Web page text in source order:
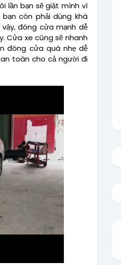
lần bạn sẽ giật mình vì
còn phải dùng khá
đóng cửa mạnh dễ
Cửa xe cũng sẽ nhanh
đóng cửa quá nhẹ dễ
toàn cho cả người đi